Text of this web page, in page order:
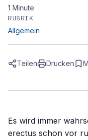
1 Minute
RUBRIK
Allgemein
Teilen Drucken
Es wird immer
erectus schon vor